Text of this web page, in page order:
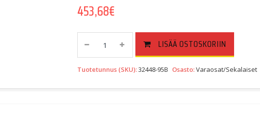
453,68€
SENSOR
ASSEMBLY
POSITION/VEHICLE
(32448-
LISÄÄ OSTOSKORIIN
Tuotetunnus (SKU):32448-95B Osasto:Varaosat/Sekalaiset